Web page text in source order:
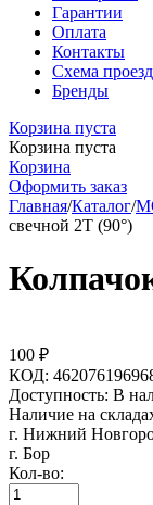
Гарантии
Оплата
Контакты
Схема
Бренды
Корзина пуста
Корзина пуста
Корзина
Оформить заказ
Главная/Каталог/
свечной 2Т (90°)
100 ₽
КОД:
Доступность: В
Наличие на
г. Нижний
г. Бор
Кол-во: